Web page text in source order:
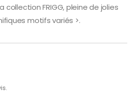
FRIGG, pleine de jolies
motifs variés >.